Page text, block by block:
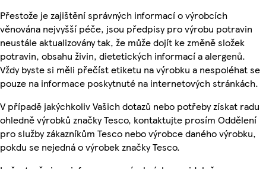
Přestože je zajištění správných informací o výrobcích
věnována nejvyšší péče, jsou předpisy pro výrobu potravin
neustále aktualizovány tak, že může dojít ke změně složek
potravin, obsahu živin, dietetických informací a alergenů.
Vždy byste si měli přečíst etiketu na výrobku a nespoléhat se
pouze na informace poskytnuté na internetových stránkách.
V případě jakýchkoliv Vašich dotazů nebo potřeby získat radu
ohledně výrobků značky Tesco, kontaktujte prosím Oddělení
pro služby zákazníkům Tesco nebo výrobce daného výrobku,
pokdu se nejedná o výrobek značky Tesco.